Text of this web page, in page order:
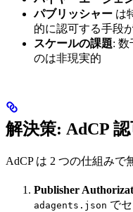
パブリッシャー は
的に認可する手段
スケールの課題: 数
のは非現実的
解決策: AdCP
AdCP は 2 つの仕組みで
Publisher
adagents.json で